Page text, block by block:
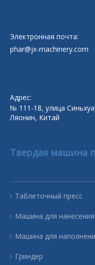
Электронная почта:
phar@jx-machinery.com
Адрес:
№ 111-18, улица
Ляонин, Китай
Твердая машина
Таблеточный пресс
Машина для
Машина для
Гриндер